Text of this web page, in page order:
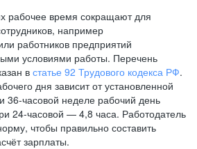
рабочее время сокращают для
например
работников предприятий
условиями работы. Перечень
в статье 92 Трудового кодекса РФ.
дня зависит от установленной
36-часовой неделе рабочий день
24-часовой — 4,8 часа. Работодатель
чтобы правильно составить
зарплаты.